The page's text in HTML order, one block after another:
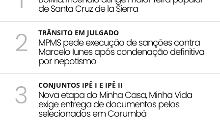
de Santa Cruz de la Sierra
2 TRÂNSITO EM JULGADO
MPMS pede execução de sanções contra
Marcelo Iunes após condenação definitiva
por nepotismo
3 CONJUNTOS IPÊ I E IPÊ II
Nova etapa do Minha Casa, Minha Vida
exige entrega de documentos pelos
selecionados em Corumbá